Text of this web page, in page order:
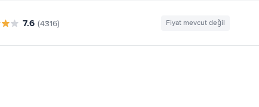
7.6 (4316) Fiyat mevcut değil